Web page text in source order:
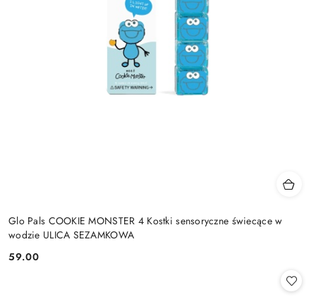
Glo Pals COOKIE MONSTER 4 Kostki sensoryczne świecące w
wodzie ULICA SEZAMKOWA
Cena:
59.00